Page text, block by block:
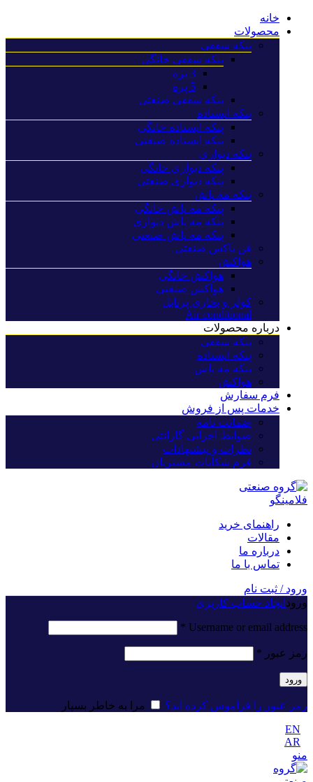
خانه
محصولات
پنکه سقفی
پنکه سقفی خانگی
3 پره
5 پره
پنکه سقفی صنعتی
پنکه ایستاده
پنکه ایستاده خانگی
پنکه ایستاده صنعتی
پنکه دیواری
پنکه دیواری خانگی
پنکه دیواری صنعتی
پنکه مه پاش
پنکه مه پاش خانگی
پنکه مه پاش دیواری
پنکه مه پاش صنعتی
فن باکس صنعتی
هواکش
هواکش خانگی
هواکش صنعتی
کولر و بخاری پرتابل
Air conditional
درباره محصولات
پنکه سقفی
پنکه ایستاده
پنکه مه پاش
هواکش
فرم سفارش
خدمات پس از فروش
ضمانت نامه
ضوابط اجرایی گارانتی
نظرات و پیشنهادات
فرم شکایات مشتریان
راهنمای خرید
مقالات
درباره ما
تماس با ما
ورود / ثبت نام
ورود ایجاد حساب کاربری
Username or email address
*
رمز عبور *
ورود
رمز عبور را فراموش کرده اید؟
مرا به خاطر بسپار
EN
AR
منو